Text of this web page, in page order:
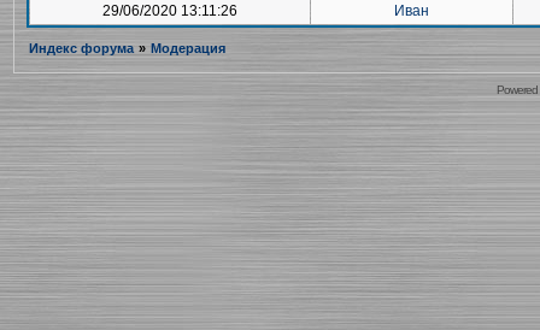
29/06/2020 13:11:26
Иван
Индекс форума » Модерация